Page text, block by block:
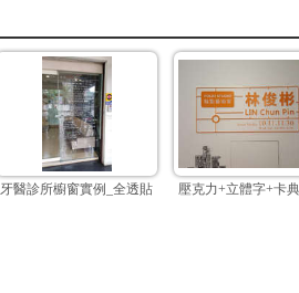
牙醫診所櫥窗實例_全透貼紙 壓克力+立體字+卡